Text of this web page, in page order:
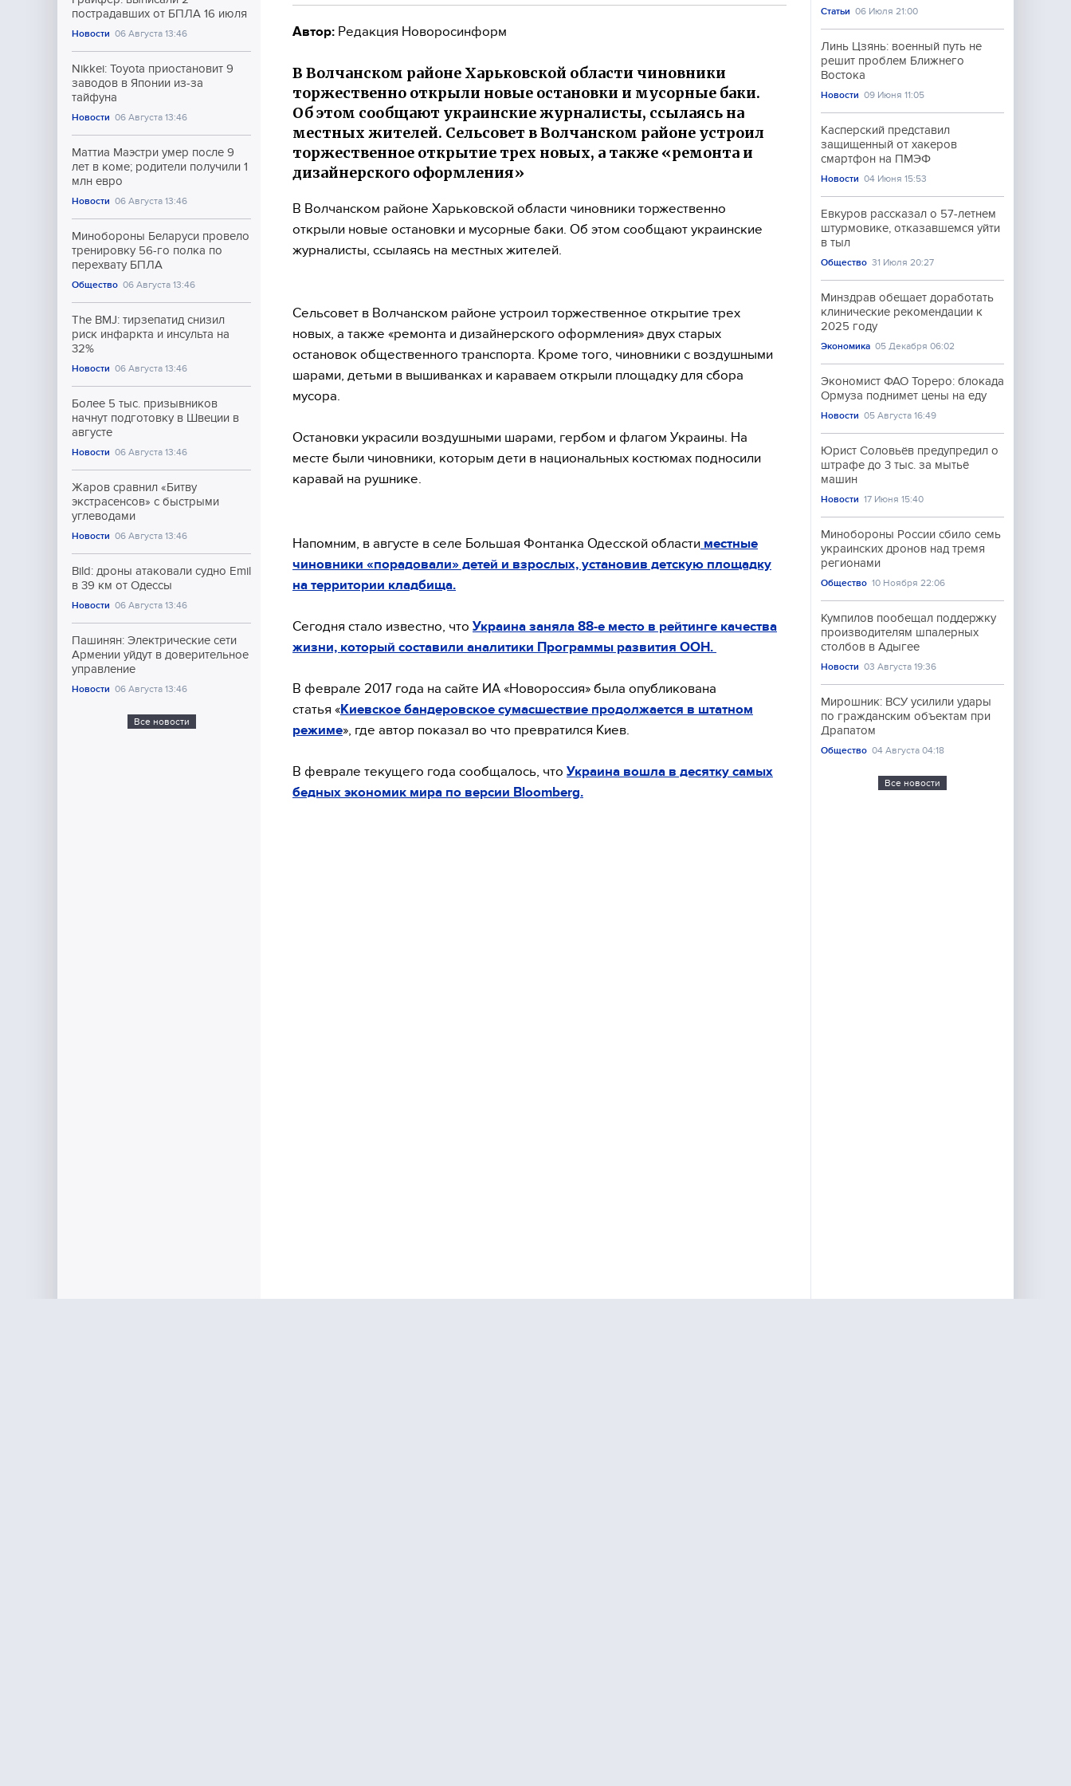
пострадавших от БПЛА 16 июля
Новости 06 Августа 13:46
Nikkei: Toyota приостановит 9
заводов в Японии из-за
тайфуна
Новости 06 Августа 13:46
Маттиа Маэстри умер после 9
лет в коме; родители получили 1
млн евро
Новости 06 Августа 13:46
Минобороны Беларуси провело
тренировку 56-го полка по
перехвату БПЛА
Общество 06 Августа 13:46
The BMJ: тирзепатид снизил
риск инфаркта и инсульта на
32%
Новости 06 Августа 13:46
Более 5 тыс. призывников
начнут подготовку в Швеции в
августе
Новости 06 Августа 13:46
Жаров сравнил «Битву
экстрасенсов» с быстрыми
углеводами
Новости 06 Августа 13:46
Bild: дроны атаковали судно Emil
в 39 км от Одессы
Новости 06 Августа 13:46
Пашинян: Электрические сети
Армении уйдут в доверительное
управление
Новости 06 Августа 13:46
Все новости
Автор: Редакция Новоросинформ
В Волчанском районе Харьковской области чиновники
торжественно открыли новые остановки и мусорные баки.
Об этом сообщают украинские журналисты, ссылаясь на
местных жителей. Сельсовет в Волчанском районе устроил
торжественное открытие трех новых, а также «ремонта и
дизайнерского оформления»
В Волчанском районе Харьковской области чиновники торжественно
открыли новые остановки и мусорные баки. Об этом сообщают украинские
журналисты, ссылаясь на местных жителей.
Сельсовет в Волчанском районе устроил торжественное открытие трех
новых, а также «ремонта и дизайнерского оформления» двух старых
остановок общественного транспорта. Кроме того, чиновники с воздушными
шарами, детьми в вышиванках и караваем открыли площадку для сбора
мусора.
Остановки украсили воздушными шарами, гербом и флагом Украины. На
месте были чиновники, которым дети в национальных костюмах подносили
каравай на рушнике.
Напомним, в августе в селе Большая Фонтанка Одесской области местные
чиновники «порадовали» детей и взрослых, установив детскую площадку
на территории кладбища.
Сегодня стало известно, что Украина заняла 88-е место в рейтинге качества
жизни, который составили аналитики Программы развития ООН.
В феврале 2017 года на сайте ИА «Новороссия» была опубликована
статья «Киевское бандеровское сумасшествие продолжается в штатном
режиме», где автор показал во что превратился Киев.
В феврале текущего года сообщалось, что Украина вошла в десятку самых
бедных экономик мира по версии Bloomberg.
Статьи 06 Июля 21:00
Линь Цзянь: военный путь не
решит проблем Ближнего
Востока
Новости 09 Июня 11:05
Касперский представил
защищенный от хакеров
смартфон на ПМЭФ
Новости 04 Июня 15:53
Евкуров рассказал о 57-летнем
штурмовике, отказавшемся уйти
в тыл
Общество 31 Июля 20:27
Минздрав обещает доработать
клинические рекомендации к
2025 году
Экономика 05 Декабря 06:02
Экономист ФАО Тореро: блокада
Ормуза поднимет цены на еду
Новости 05 Августа 16:49
Юрист Соловьёв предупредил о
штрафе до 3 тыс. за мытьё
машин
Новости 17 Июня 15:40
Минобороны России сбило семь
украинских дронов над тремя
регионами
Общество 10 Ноября 22:06
Кумпилов пообещал поддержку
производителям шпалерных
столбов в Адыгее
Новости 03 Августа 19:36
Мирошник: ВСУ усилили удары
по гражданским объектам при
Драпатом
Общество 04 Августа 04:18
Все новости